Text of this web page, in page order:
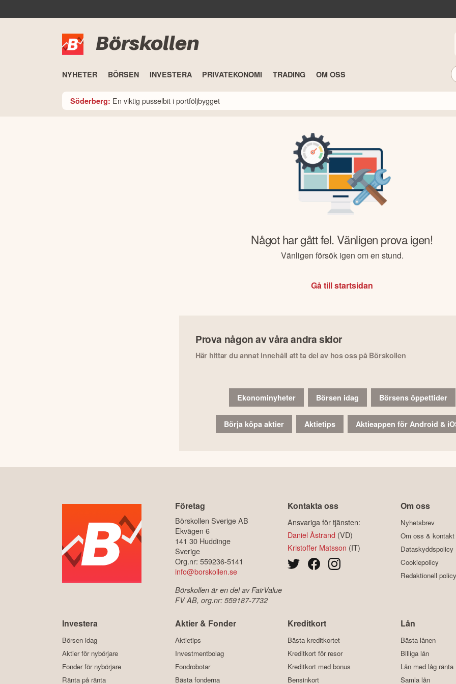
Börskollen
NYHETER BÖRSEN INVESTERA PRIVATEKONOMI TRADING OM OSS
Söderberg: En viktig pusselbit i portföljbygget
Något har gått fel. Vänligen prova igen!
Vänligen försök igen om en stund.
Gå till startsidan
Prova någon av våra andra sidor
Här hittar du annat innehåll att ta del av hos oss på Börskollen
Ekonominyheter Börsen idag Börsens öppettider
Börja köpa aktier Aktietips Aktieappen för Android &
Företag
Börskollen Sverige AB
Ekvägen 6
141 30 Huddinge
Sverige
Org.nr: 559236-5141
info@borskollen.se
Börskollen är en del av FairValue
FV AB, org.nr: 559187-7732
Kontakta oss
Ansvariga för tjänsten:
Daniel Åstrand (VD)
Kristoffer Matsson (IT)
Om oss
Nyhetsbrev
Om oss & kontakt
Dataskyddspolicy
Cookiepolicy
Redaktionell policy
Investera
Börsen idag
Aktier för nybörjare
Fonder för nybörjare
Ränta på ränta
Aktier & Fonder
Aktietips
Investmentbolag
Fondrobotar
Bästa fonderna
Kreditkort
Bästa kreditkortet
Kreditkort för resor
Kreditkort med bonus
Bensinkort
Lån
Bästa lånen
Billiga lån
Lån med låg ränta
Samla lån